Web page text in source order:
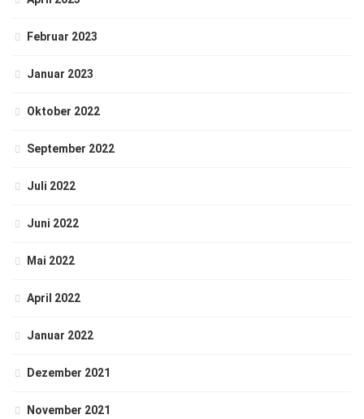
Februar 2023
Januar 2023
Oktober 2022
September 2022
Juli 2022
Juni 2022
Mai 2022
April 2022
Januar 2022
Dezember 2021
November 2021